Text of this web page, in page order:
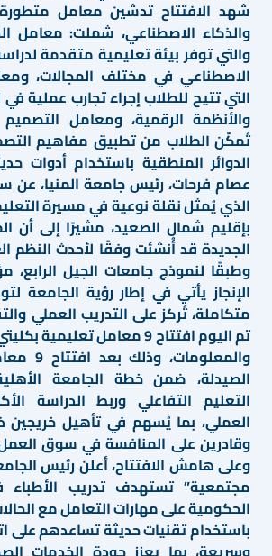
شهد الافتتاح تدشين معامل
والذكاء الاصطناعي، شملت: معامل
والتي توفر بيئة تعليمية متقدمة
الاصطناعي في مختلف المجالات،
التي تتيح للطلاب إجراء تجارب عملية في
والأنظمة الرقمية، ومعامل
تُمكّن الطلاب من تطبيق مفاهيم
الدوائر المنطقية باستخدام أدوات
عصام فرحات، رئيس جامعة المنيا، عن
الذي يُمثل نقلة نوعية في مسيرة
بإقليم شمال الصعيد، مشيرًا إلى أن
الجديدة قد أُنشئت وفقًا لأحدث النظم
وطبقًا لنموذج جامعات الجيل الرابع،
الإنجاز يأتي في إطار رؤية الجامعة
متكاملة، تُركز على التدريب العملي
تم اليوم افتتاح 9 معامل
الصيدلة، ضمن خطة الجامعة
التعليم التفاعلي وربط الدراسة
العملي، بما يُسهم في تأهيل خريجين
وقادرين على المنافسة في سوق
وعلى هامش الافتتاح، أعلن رئيس
مجتمعية” تستهدف تدريب
الحكومية على مهارات التعامل مع
باستخدام تقنيات حديثة تساعدهم على